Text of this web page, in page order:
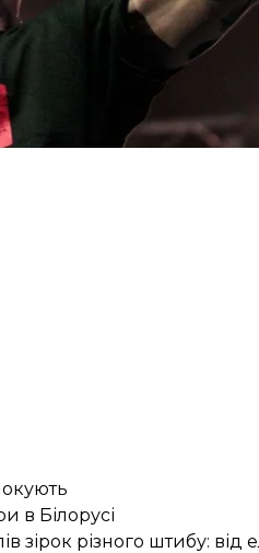
проєкту «Ляпіс 98» —
Клуб — на березі
входу до закладу.
до самого Міхалка не
в Білорусі
зірок різного штибу: від